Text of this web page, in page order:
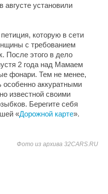
августе установили
которую в сети
с требованием
После этого в дело
2 года над Мамаем
фонари. Тем не менее,
аккуратными
известной своими
Берегите себя
«Дорожной карте».
Фото из архива 32CARS.RU